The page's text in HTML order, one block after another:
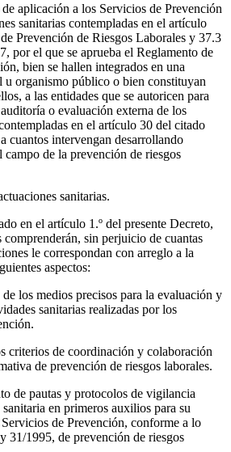
aplicación a los Servicios de Prevención
sanitarias contempladas en el artículo
Prevención de Riesgos Laborales y 37.3
por el que se aprueba el Reglamento de
bien se hallen integrados en una
u organismo público o bien constituyan
a las entidades que se autoricen para
o evaluación externa de los
en el artículo 30 del citado
cuantos intervengan desarrollando
campo de la prevención de riesgos
sanitarias.
en el artículo 1.º del presente Decreto,
comprenderán, sin perjuicio de cuantas
le correspondan con arreglo a la
aspectos:
los medios precisos para la evaluación y
sanitarias realizadas por los
criterios de coordinación y colaboración
de prevención de riesgos laborales.
de pautas y protocolos de vigilancia
en primeros auxilios para su
de Prevención, conforme a lo
31/1995, de prevención de riesgos